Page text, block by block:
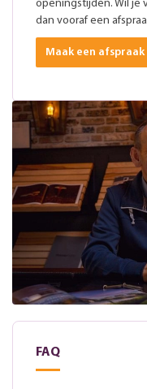
openingstijden. Wil je
dan vooraf een
Maak een afspraak
FAQ